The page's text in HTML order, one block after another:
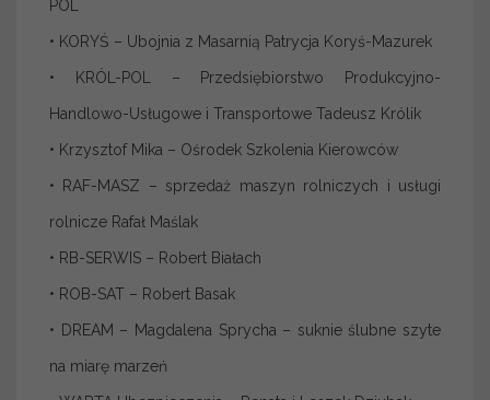
POL
• KORYŚ – Ubojnia z Masarnią Patrycja Koryś-Mazurek
• KRÓL-POL – Przedsiębiorstwo Produkcyjno-
Handlowo-Usługowe i Transportowe Tadeusz Królik
• Krzysztof Mika – Ośrodek Szkolenia Kierowców
• RAF-MASZ – sprzedaż maszyn rolniczych i usługi
rolnicze Rafał Maślak
• RB-SERWIS – Robert Białach
• ROB-SAT – Robert Basak
• DREAM – Magdalena Sprycha – suknie ślubne szyte
na miarę marzeń